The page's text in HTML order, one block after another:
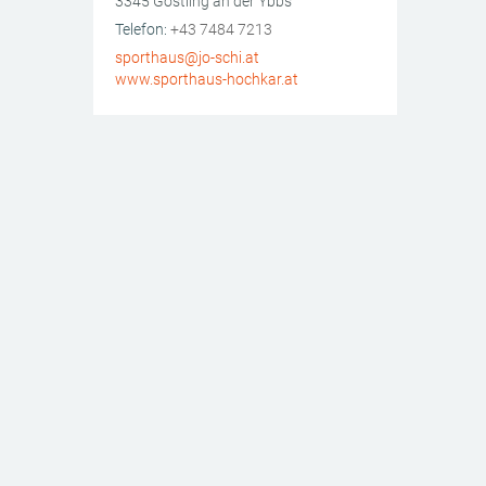
AT
Telefon: +43 7484 7213
sporthaus@jo-schi.at
www.sporthaus-hochkar.at